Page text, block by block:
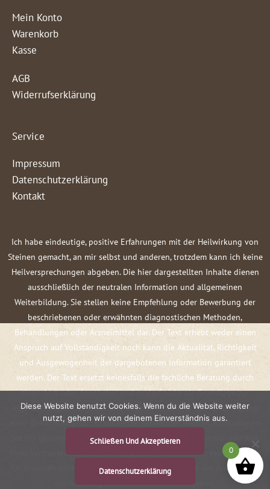
Mein Konto
Warenkorb
Kasse
AGB
Widerrufserklärung
Service
Impressum
Datenschutzerklärung
Kontakt
Ich habe eindeutige, positive Erfahrungen mit der Heilwirkung von
Steinen gemacht, an mir selbst und anderen, trotzdem kann ich keine
Heilversprechungen abgeben. Die hier dargestellten Inhalte dienen
ausschließlich der neutralen Information und allgemeinen
Weiterbildung. Sie stellen keine Empfehlung oder Bewerbung der
beschriebenen oder erwähnten diagnostischen Methoden,
Behandlungen oder Arzneimittel dar. Der Text erhebt weder einen
Anspruch auf Vollständigkeit noch kann die Aktualität, Richtigkeit
und Ausgewogenheit der dargebotenen Information garantiert
werden. Der Text ersetzt keinesfalls die fachliche Beratung durch
einen Arzt oder Apotheker und er darf nicht als Grundlage zur
eigenständigen Diagnose und Beginn, Änderung oder Beendigung
einer Behandlung von Krankheiten verwendet werden. Konsultieren
Sie bei gesundheitlichen Fragen oder Beschwerden immer den Arzt
Ihres Vertrauens! Ich und meine Quellen übernehmen keine Haftung
für Unannehmlichkeiten oder Schäden, die sich aus der Anwendung
der hier dargestellten Information ergeben.
0
Diese Website benutzt Cookies. Wenn du die Website weiter
nutzt, gehen wir von deinem Einverständnis aus.
Schließen Und Akzeptieren
Datenschutzerklärung